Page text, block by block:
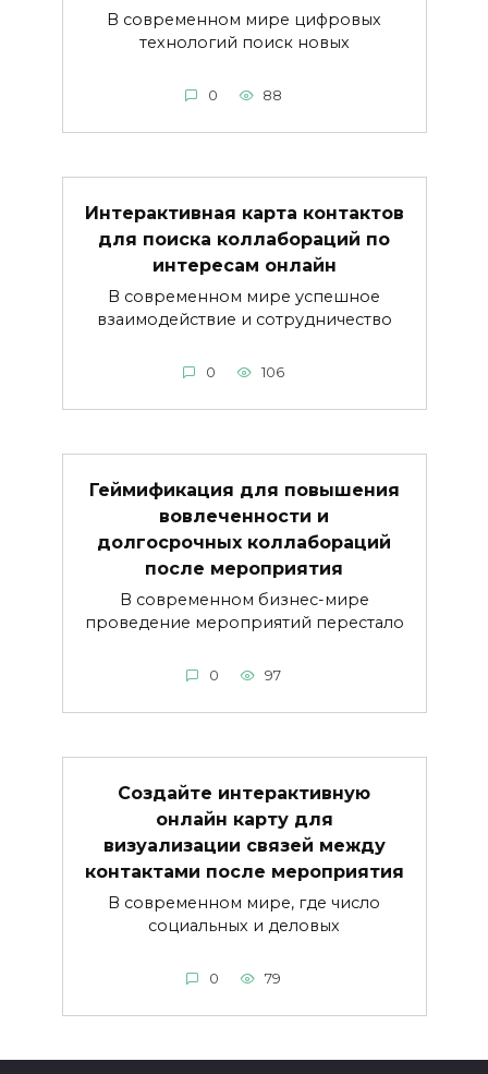
В современном мире цифровых
технологий поиск новых
0 88
Интерактивная карта контактов
для поиска коллабораций по
интересам онлайн
В современном мире успешное
взаимодействие и сотрудничество
0 106
Геймификация для повышения
вовлеченности и
долгосрочных коллабораций
после мероприятия
В современном бизнес-мире
проведение мероприятий перестало
0 97
Создайте интерактивную
онлайн карту для
визуализации связей между
контактами после мероприятия
В современном мире, где число
социальных и деловых
0 79